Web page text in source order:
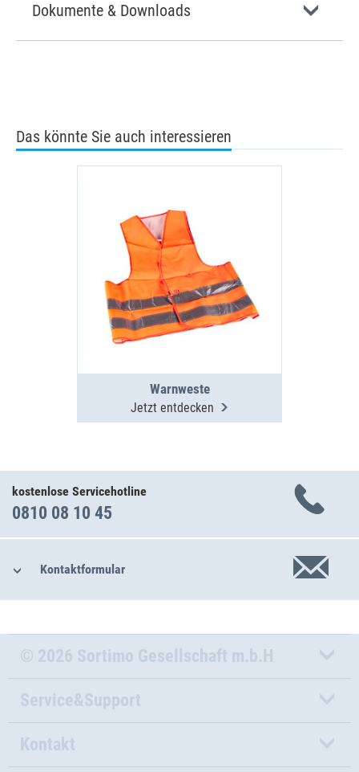
Dokumente & Downloads
Das könnte Sie auch interessieren
Warnweste
Jetzt entdecken
kostenlose Servicehotline
0810 08 10 45
Kontaktformular
© 2026 Sortimo Gesellschaft m.b.H
Service&Support
Kontakt